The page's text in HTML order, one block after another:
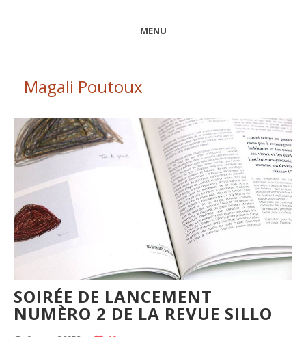
MENU
Magali Poutoux
SOIRÉE DE LANCEMENT
NUMÈRO 2 DE LA REVUE SILLO